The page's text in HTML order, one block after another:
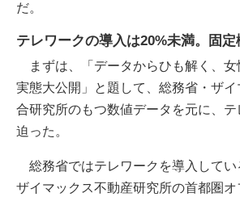
だ。
テレワークの導入は20%未満。固
まずは、「データからひも解く、女
実態大公開」と題して、総務省・ザ
合研究所のもつ数値データを元に、
迫った。
総務省ではテレワークを導入してい
ザイマックス不動産研究所の首都圏